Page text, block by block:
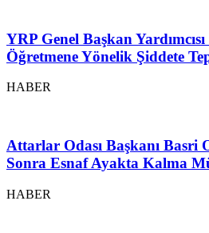
YRP Genel Başkan
Öğretmene Yönelik Şiddete
HABER
Attarlar Odası Başkanı Basri
Sonra Esnaf Ayakta Kalma
HABER